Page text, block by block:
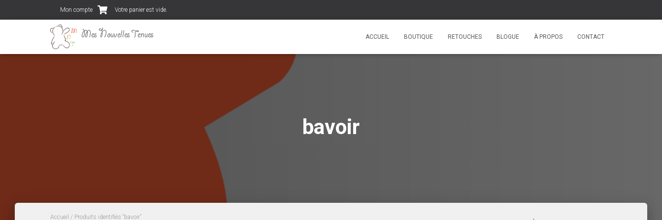
Mon compte Votre panier est vide.
ACCUEIL BOUTIQUE RETOUCHES BLOGUE À PROPOS CONTACT
bavoir
Accueil / Produits identifiés “bavoir”